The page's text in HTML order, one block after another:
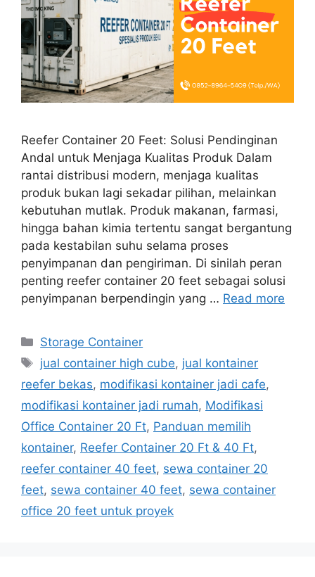
Reefer Container 20 Feet: Solusi Pendinginan
Andal untuk Menjaga Kualitas Produk Dalam
rantai distribusi modern, menjaga kualitas
produk bukan lagi sekadar pilihan, melainkan
kebutuhan mutlak. Produk makanan, farmasi,
hingga bahan kimia tertentu sangat bergantung
pada kestabilan suhu selama proses
penyimpanan dan pengiriman. Di sinilah peran
penting reefer container 20 feet sebagai solusi
penyimpanan berpendingin yang … Read more
Categories
Storage Container
Tags
jual container high cube, jual kontainer
reefer bekas, modifikasi kontainer jadi cafe,
modifikasi kontainer jadi rumah, Modifikasi
Office Container 20 Ft, Panduan memilih
kontainer, Reefer Container 20 Ft & 40 Ft,
reefer container 40 feet, sewa container 20
feet, sewa container 40 feet, sewa container
office 20 feet untuk proyek